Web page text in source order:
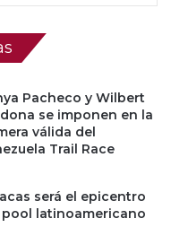
Pacheco y Wilbert
se imponen en la
válida del
Trail Race
será el epicentro
pool latinoamericano